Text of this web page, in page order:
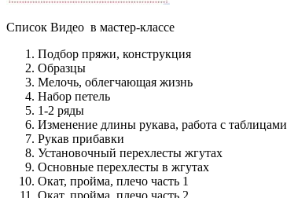
Список Видео в мастер-классе
Подбор пряжи, конструкция
Образцы
Мелочь, облегчающая жизнь
Набор петель
1-2 ряды
Изменение длины рукава, работа с таблицами
Рукав прибавки
Установочный перехлесты жгутах
Основные перехлесты в жгутах
Окат, пройма, плечо часть 1
Окат, пройма, плечо часть 2